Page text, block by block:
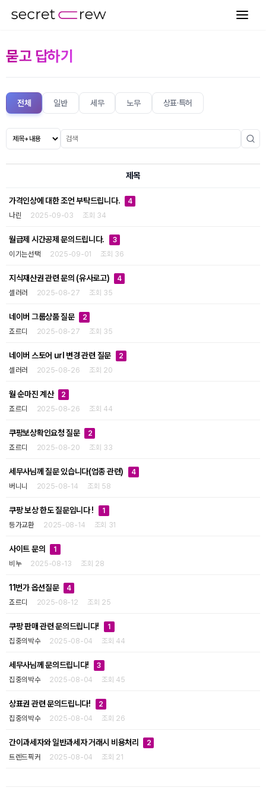
묻고 답하기
전체 일반 세무 노무 상표·특허
제목
가격인상에 대한 조언 부탁드립니다. 4
나린 2025-09-03 조회 34
월급제 시간공제 문의드립니다. 3
이기는선택 2025-09-01 조회 36
지식재산권 관련 문의 (유사로고) 4
셀러러 2025-08-27 조회 35
네이버 그룹상품 질문 2
죠르디 2025-08-27 조회 35
네이버 스토어 url 변경 관련 질문 2
셀러러 2025-08-26 조회 20
월 순마진 계산 2
죠르디 2025-08-26 조회 44
쿠팡보상확인요청 질문 2
죠르디 2025-08-20 조회 33
세무사님께 질문 있습니다(업종 관련) 4
버니니 2025-08-14 조회 58
쿠팡 보상 한도 질문입니다 ! 1
등가교환 2025-08-14 조회 31
사이트 문의 1
비누 2025-08-13 조회 28
11번가 옵션질문 4
죠르디 2025-08-12 조회 25
쿠팡 판매 관련 문의드립니다! 1
집중의박수 2025-08-04 조회 44
세무사님께 문의드립니다! 3
집중의박수 2025-08-04 조회 45
상표권 관련 문의드립니다! 2
집중의박수 2025-08-04 조회 26
간이과세자와 일반과세자 거래시 비용처리 2
트렌드픽커 2025-08-04 조회 21